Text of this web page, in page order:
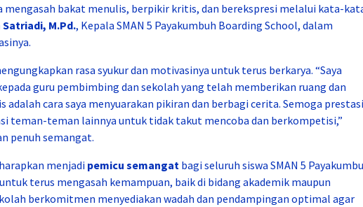
mengasah bakat menulis, berpikir kritis, dan berekspresi melalui kata-
Satriadi, M.Pd., Kepala SMAN 5 Payakumbuh Boarding School, dalam
rasa syukur dan motivasinya untuk terus berkarya. “Saya
guru pembimbing dan sekolah yang telah memberikan ruang dan
adalah cara saya menyuarakan pikiran dan berbagi cerita. Semoga
teman-teman lainnya untuk tidak takut mencoba dan berkompetisi,”
penuh semangat.
menjadipemicu semangat bagi seluruh siswa SMAN 5
terus mengasah kemampuan, baik di bidang akademik maupun
berkomitmen menyediakan wadah dan pendampingan optimal agar